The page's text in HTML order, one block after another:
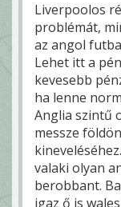
Liverpoolos
problémát,
az angol
Lehet itt a
kevesebb
ha lenne
Anglia szintű
messze
valaki olyan
berobbant.
igaz ő is